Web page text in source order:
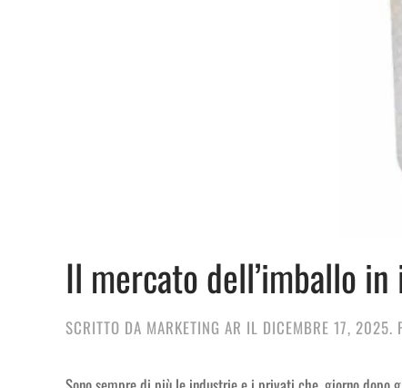
Il mercato dell’imballo
SCRITTO DA MARKETING AR IL DICEMBRE 17, 2025.